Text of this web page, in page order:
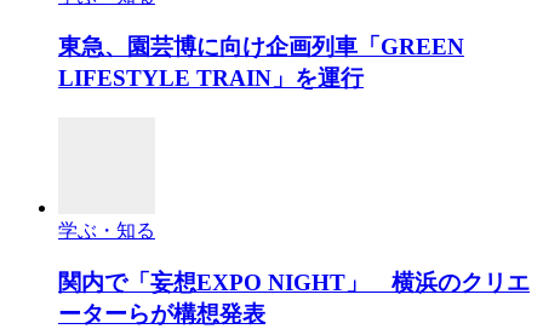
東急、園芸博に向け企画列車「GREEN
LIFESTYLE TRAIN」を運行
学ぶ・知る
関内で「妄想EXPO NIGHT」 横浜のクリエ
ーターらが構想発表